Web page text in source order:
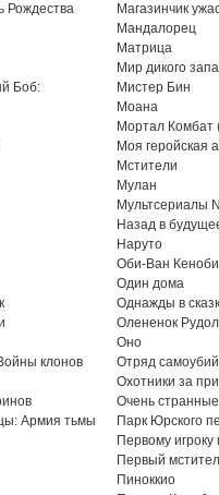
Рождества
Боб:
клонов
Армия тьмы
Магазинчик
Мандалорец
Матрица
Мир дикого
Мистер Бин
Моана
Мортал Комбат
Моя геройская
Мстители
Мулан
Мультсериалы
Назад в
Наруто
Оби-Ван Кеноби
Один дома
Однажды в
Олененок
Оно
Отряд
Охотники за
Очень
Парк Юрского
Первому игроку
Первый
Пиноккио